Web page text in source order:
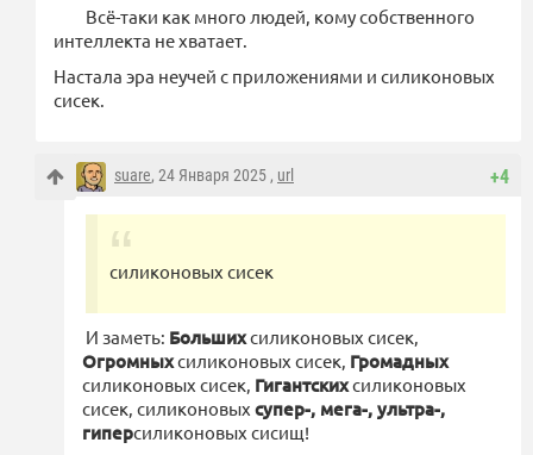
Всё-таки как много людей, кому собственного
интеллекта не хватает.
Настала эра неучей с приложениями и силиконовых
сисек.
+4
suare, 24 Января 2025 , url
силиконовых сисек
И заметь: Большихсиликоновых сисек,
Огромныхсиликоновых сисек, Громадных
силиконовых сисек, Гигантскихсиликоновых
сисек, силиконовых супер-, мега-, ультра-,
гиперсиликоновых сисищ!